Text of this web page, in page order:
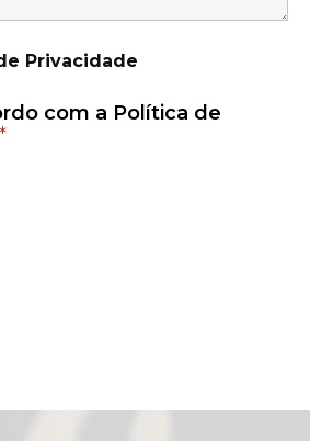
Privacidade
com a Política de
*